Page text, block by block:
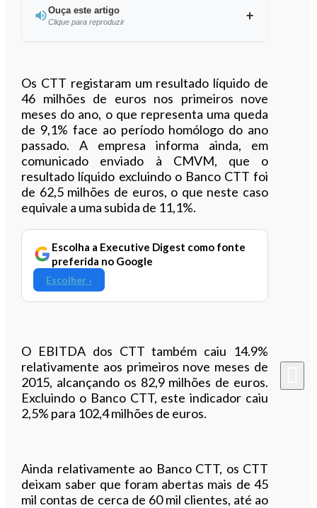
Ouça este artigo
Clique para reproduzir
Os CTT registaram um resultado líquido de
46 milhões de euros nos primeiros nove
meses do ano, o que representa uma queda
de 9,1% face ao período homólogo do ano
passado. A empresa informa ainda, em
comunicado enviado à CMVM, que o
resultado líquido excluindo o Banco CTT foi
de 62,5 milhões de euros, o que neste caso
equivale a uma subida de 11,1%.
Escolha a Executive Digest como fonte
preferida no Google
Escolher ›
O EBITDA dos CTT também caiu 14.9%
relativamente aos primeiros nove meses de
2015, alcançando os 82,9 milhões de euros.
Excluindo o Banco CTT, este indicador caiu
2,5% para 102,4 milhões de euros.
Ainda relativamente ao Banco CTT, os CTT
deixam saber que foram abertas mais de 45
mil contas de cerca de 60 mil clientes, até ao